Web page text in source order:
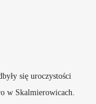
się uroczystości
w Skalmierowicach.